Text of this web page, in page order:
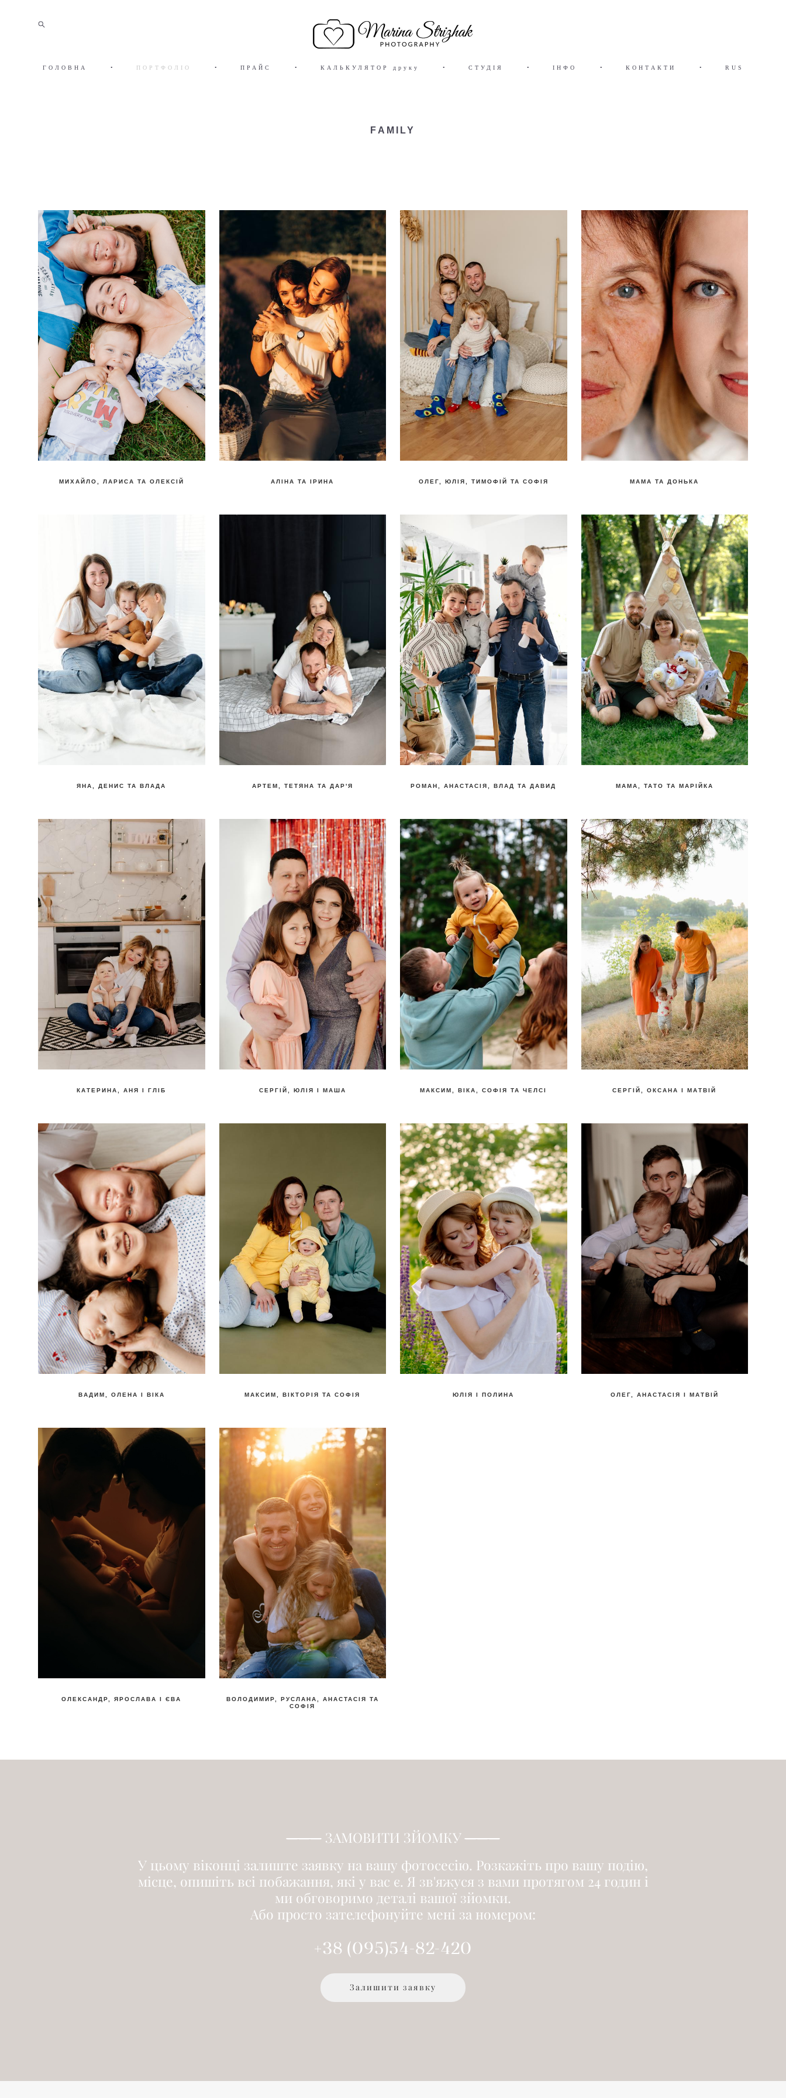
ГОЛОВНА • ПОРТФОЛІО • ПРАЙС • КАЛЬКУЛЯТОР друку • СТУДІЯ • ІНФО • КОНТАКТИ • RUS
FAMILY
МИХАЙЛО, ЛАРИСА ТА ОЛЕКСІЙ АЛІНА ТА ІРИНА ОЛЕГ, ЮЛІЯ, ТИМОФІЙ ТА СОФІЯ МАМА ТА ДОНЬКА
ЯНА, ДЕНИС ТА ВЛАДА АРТЕМ, ТЕТЯНА ТА ДАР'Я РОМАН, АНАСТАСІЯ, ВЛАД ТА ДАВИД МАМА, ТАТО ТА МАРІЙКА
КАТЕРИНА, АНЯ І ГЛІБ СЕРГІЙ, ЮЛІЯ І МАША МАКСИМ, ВІКА, СОФІЯ ТА ЧЕЛСІ СЕРГІЙ, ОКСАНА І МАТВІЙ
ВАДИМ, ОЛЕНА І ВІКА МАКСИМ, ВІКТОРІЯ ТА СОФІЯ ЮЛІЯ І ПОЛИНА ОЛЕГ, АНАСТАСІЯ І МАТВІЙ
ОЛЕКСАНДР, ЯРОСЛАВА І ЄВА
ВОЛОДИМИР, РУСЛАНА, АНАСТАСІЯ ТА
СОФІЯ
———ЗАМОВИТИ ЗЙОМКУ———
У цьому віконці залиште заявку на вашу фотосесію. Розкажіть про вашу подію,
місце, опишіть всі побажання, які у вас є. Я зв'яжуся з вами протягом 24 годин і
ми обговоримо деталі вашої зйомки.
Або просто зателефонуйте мені за номером:
+38 (095)54-82-420
Залишити заявку